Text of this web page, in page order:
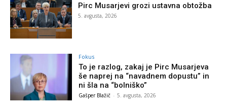
Pirc Musarjevi grozi ustavna obtožba
5. avgusta, 2026
Fokus
To je razlog, zakaj je Pirc Musarjeva
še naprej na “navadnem dopustu” in
ni šla na “bolniško”
Gašper Blažič - 5. avgusta, 2026